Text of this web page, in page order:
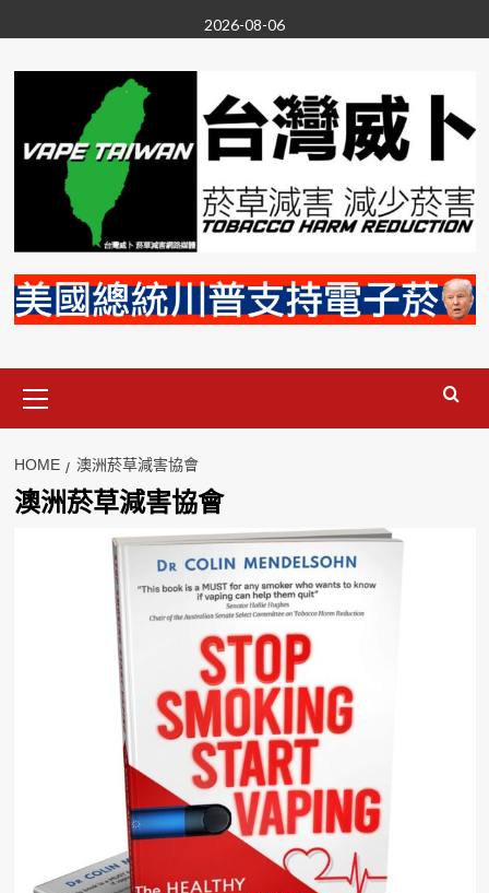
to
content
2026-08-06
Menu
HOME 澳洲菸草減害協會
澳洲菸草減害協會